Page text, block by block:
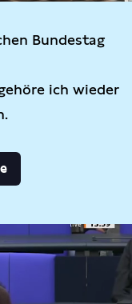
Bundestag
ich wieder